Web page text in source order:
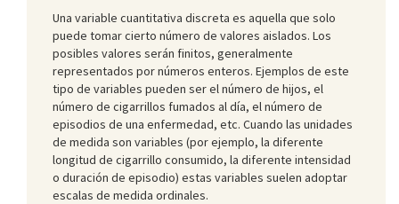
Una variable cuantitativa discreta es aquella que solo
puede tomar cierto número de valores aislados. Los
posibles valores serán finitos, generalmente
representados por números enteros. Ejemplos de este
tipo de variables pueden ser el número de hijos, el
número de cigarrillos fumados al día, el número de
episodios de una enfermedad, etc. Cuando las unidades
de medida son variables (por ejemplo, la diferente
longitud de cigarrillo consumido, la diferente intensidad
o duración de episodio) estas variables suelen adoptar
escalas de medida ordinales.